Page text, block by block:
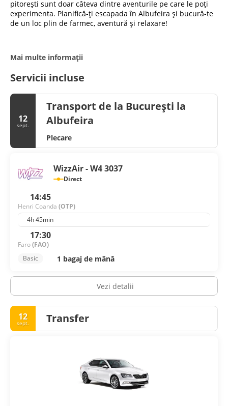
pitorești sunt doar câteva dintre aventurile pe care le poți
experimenta. Planifică-ți escapada în Albufeira și bucură-te
de un loc plin de farmec, aventură și relaxare!
Mai multe informații
Servicii incluse
12
sept.
Transport de la București la
Albufeira
Plecare
WizzAir - W4 3037
Direct
14:45
Henri Coanda (OTP)
4h 45min
17:30
Faro(FAO)
Basic
1 bagaj de mână
Vezi detalii
12
sept. Transfer